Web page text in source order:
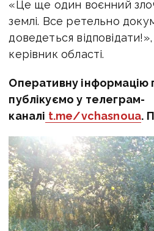
«Це ще один воєнний
землі. Все ретельно
доведеться
керівник області.
Оперативну інформацію
публікуємо у телеграм-
каналі t.me/vchasnoua.